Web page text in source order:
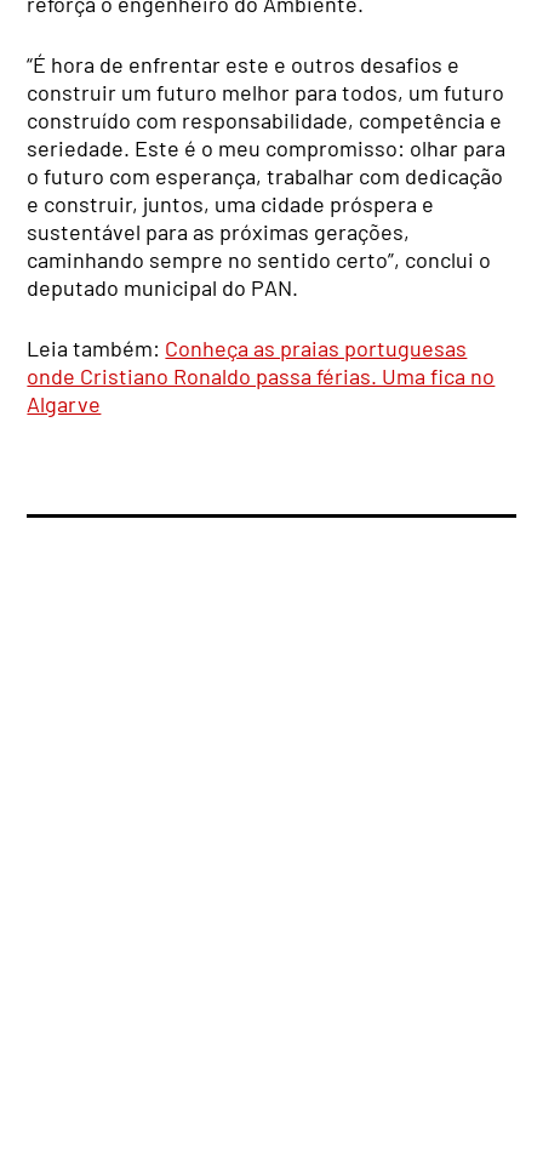
“É hora de enfrentar este e outros desafios e
construir um futuro melhor para todos, um futuro
construído com responsabilidade, competência e
seriedade. Este é o meu compromisso: olhar para
o futuro com esperança, trabalhar com dedicação
e construir, juntos, uma cidade próspera e
sustentável para as próximas gerações,
caminhando sempre no sentido certo”, conclui o
deputado municipal do PAN.
Leia também: Conheça as praias portuguesas
onde Cristiano Ronaldo passa férias. Uma fica no
Algarve